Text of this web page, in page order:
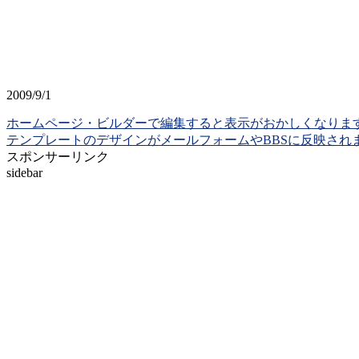
2009/9/1
ホームページ・ビルダーで編集すると表示がおかしくなりま
テンプレートのデザインがメールフォームやBBSに反映され
スポンサーリンク
sidebar